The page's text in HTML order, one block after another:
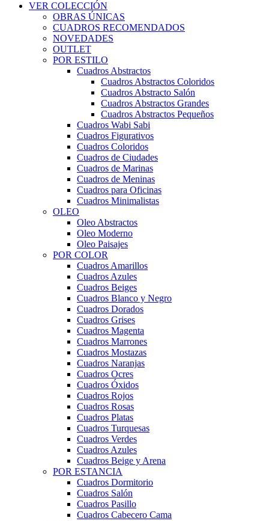
VER COLECCIÓN
OBRAS ÚNICAS
CUADROS RECOMENDADOS
NOVEDADES
OUTLET
POR ESTILO
Cuadros Abstractos
Cuadros Abstractos Coloridos
Cuadros Abstracto Salón
Cuadros Abstractos Grandes
Cuadros Abstractos Pequeños
Cuadros Wabi Sabi
Cuadros Figurativos
Cuadros Coloridos
Cuadros de Ciudades
Cuadros de Marinas
Cuadros de Meninas
Cuadros para Oficinas
Cuadros Minimalistas
OLEO
Oleo Abstractos
Oleo Moderno
Oleo Paisajes
POR COLOR
Cuadros Amarillos
Cuadros Azules
Cuadros Beiges
Cuadros Blanco y Negro
Cuadros Dorados
Cuadros Grises
Cuadros Magenta
Cuadros Marrones
Cuadros Mostazas
Cuadros Naranjas
Cuadros Ocres
Cuadros Óxidos
Cuadros Rojos
Cuadros Rosas
Cuadros Platas
Cuadros Turquesas
Cuadros Verdes
Cuadros Azules
Cuadros Beige y Arena
POR ESTANCIA
Cuadros Dormitorio
Cuadros Salón
Cuadros Pasillo
Cuadros Cabecero Cama